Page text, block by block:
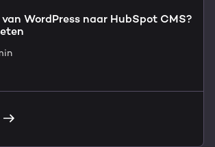
WordPress naar HubSpot CMS?